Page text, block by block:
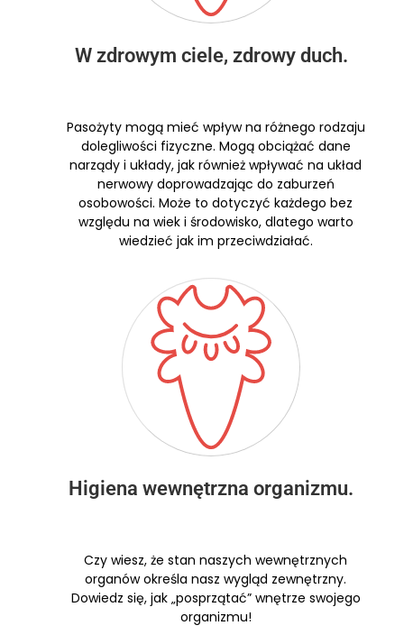
W zdrowym ciele, zdrowy duch.
Pasożyty mogą mieć wpływ na różnego rodzaju
dolegliwości fizyczne. Mogą obciążać dane
narządy i układy, jak również wpływać na układ
nerwowy doprowadzając do zaburzeń
osobowości. Może to dotyczyć każdego bez
względu na wiek i środowisko, dlatego warto
wiedzieć jak im przeciwdziałać.
Higiena wewnętrzna organizmu.
Czy wiesz, że stan naszych wewnętrznych
organów określa nasz wygląd zewnętrzny.
Dowiedz się, jak „posprzątać” wnętrze swojego
organizmu!